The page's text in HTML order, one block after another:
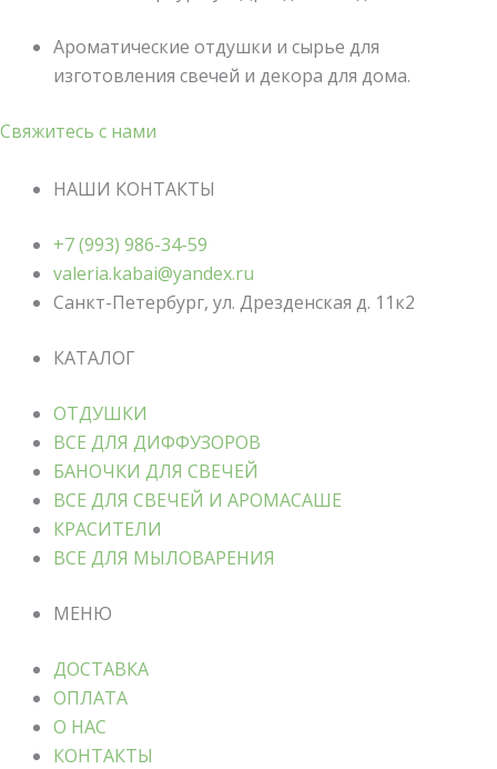
Ароматические отдушки и сырье для
изготовления свечей и декора для дома.
Свяжитесь с нами
НАШИ КОНТАКТЫ
+7 (993) 986-34-59
valeria.kabai@yandex.ru
Санкт-Петербург, ул. Дрезденская д. 11к2
КАТАЛОГ
ОТДУШКИ
ВСЕ ДЛЯ ДИФФУЗОРОВ
БАНОЧКИ ДЛЯ СВЕЧЕЙ
ВСЕ ДЛЯ СВЕЧЕЙ И АРОМАСАШЕ
КРАСИТЕЛИ
ВСЕ ДЛЯ МЫЛОВАРЕНИЯ
МЕНЮ
ДОСТАВКА
ОПЛАТА
О НАС
КОНТАКТЫ